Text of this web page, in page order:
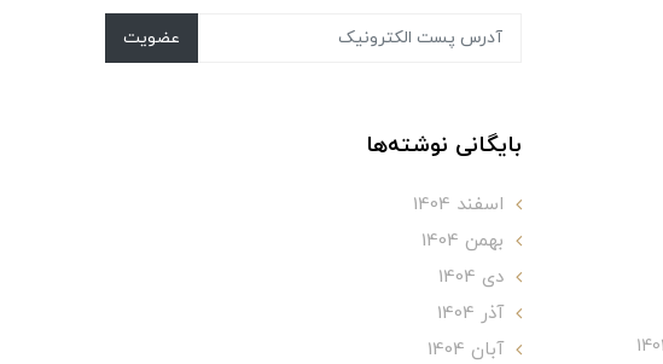
عضویت
بایگانی نوشته‌ها
اسفند 1404
بهمن 1404
دی 1404
آذر 1404
آبان 1404